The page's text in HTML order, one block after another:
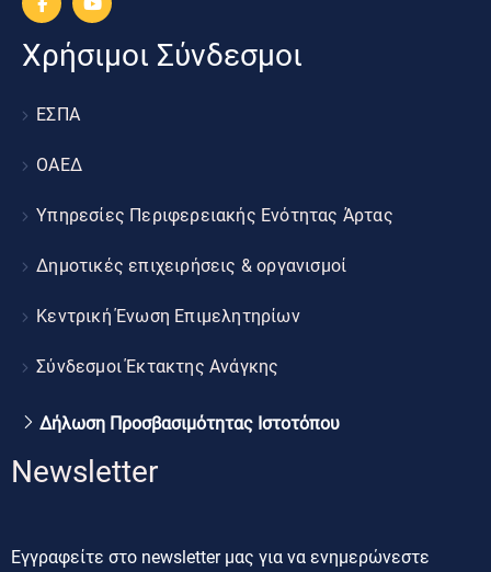
Χρήσιμοι Σύνδεσμοι
ΕΣΠΑ
ΟΑΕΔ
Υπηρεσίες Περιφερειακής Ενότητας Άρτας
Δημοτικές επιχειρήσεις & οργανισμοί
Κεντρική Ένωση Επιμελητηρίων
Σύνδεσμοι Έκτακτης Ανάγκης
Δήλωση Προσβασιμότητας Ιστοτόπου
Newsletter
Εγγραφείτε στο newsletter μας για να ενημερώνεστε